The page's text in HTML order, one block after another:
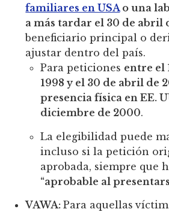
familiares en USAo una
a más tardar el 30 de abril
beneficiario principal o
ajustar dentro del país.
Para peticiones entre el
1998 y el 30 de abril de
presencia física en EE.
diciembre de 2000.
La elegibilidad puede
incluso si la petición
aprobada, siempre que
“aprobable al
VAWA:Para aquellas